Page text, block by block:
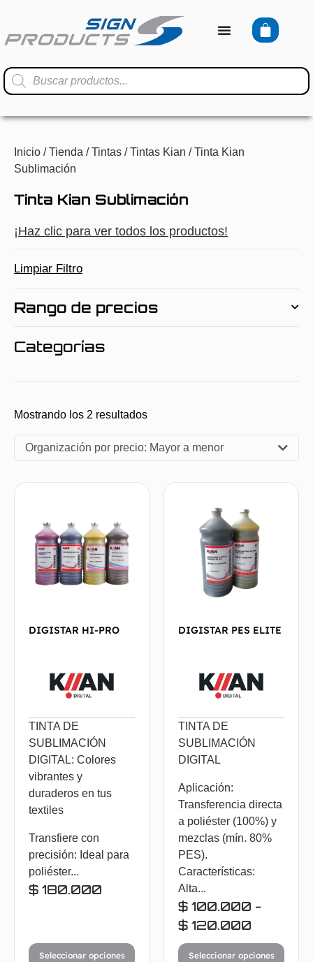
Inicio /Tienda /Tintas /Tintas Kian / Tinta Kian
Sublimación
Tinta Kian Sublimación
¡Haz clic para ver todos los productos!
Limpiar Filtro
Rango de precios
Categorías
Mostrando los 2 resultados
Organización por precio: Mayor a menor
DIGISTAR HI-PRO
TINTA DE
SUBLIMACIÓN
DIGITAL: Colores
vibrantes y
duraderos en tus
textiles
Transfiere con
precisión: Ideal para
poliéster...
$ 180.000
Seleccionar opciones
DIGISTAR PES ELITE
TINTA DE
SUBLIMACIÓN
DIGITAL
Aplicación:
Transferencia directa
a poliéster (100%) y
mezclas (mín. 80%
PES).
Características:
Alta...
$ 100.000 -
$ 120.000
Seleccionar opciones